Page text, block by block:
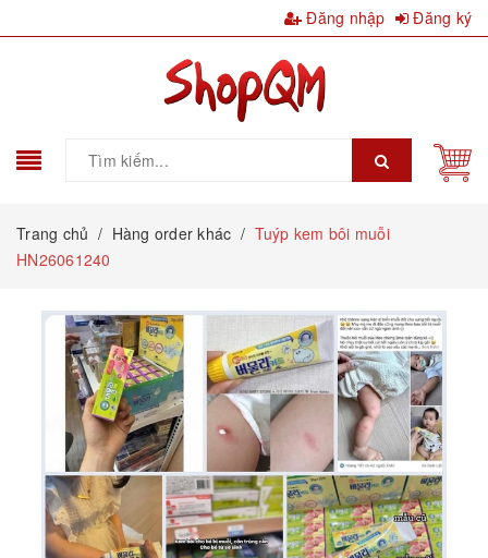
Đăng nhập Đăng ký
Trang chủ / Hàng order khác / Tuýp kem bôi muỗi
HN26061240